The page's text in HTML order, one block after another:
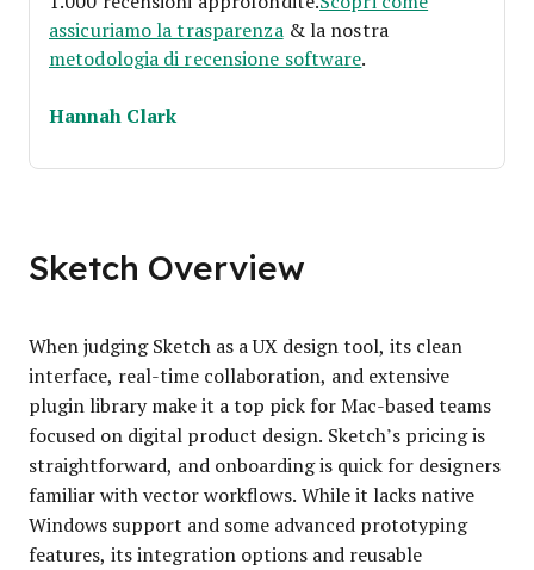
assicuriamo la trasparenza & la nostra
metodologia di recensione software.
Hannah Clark
Sketch Overview
When judging Sketch as a UX design tool, its clean
interface, real-time collaboration, and extensive
plugin library make it a top pick for Mac-based teams
focused on digital product design. Sketch’s pricing is
straightforward, and onboarding is quick for designers
familiar with vector workflows. While it lacks native
Windows support and some advanced prototyping
features, its integration options and reusable